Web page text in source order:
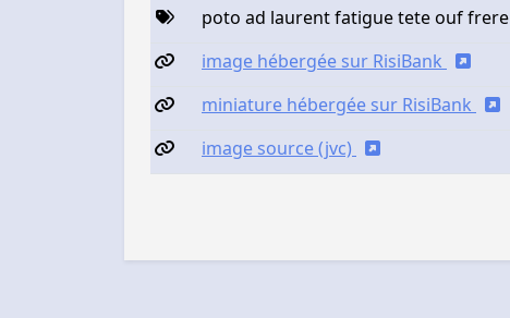
poto ad laurent fatigue tete ouf frere
image hébergée sur RisiBank
miniature hébergée sur RisiBank
image source (jvc)